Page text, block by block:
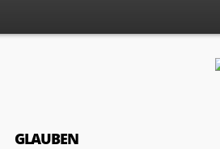
GLAUBEN